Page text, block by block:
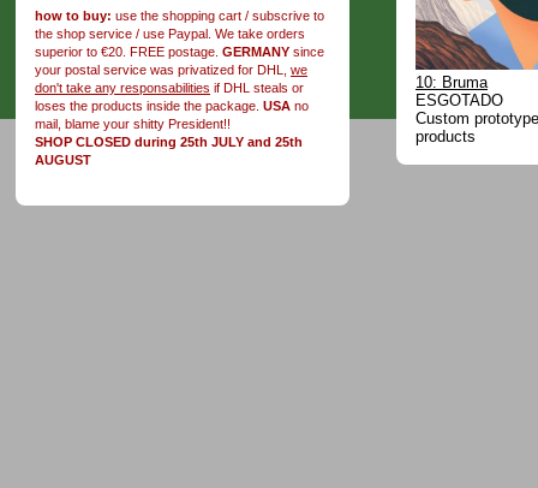
how to buy: use the shopping cart / subscrive to
the shop service / use Paypal. We take orders
superior to €20. FREE postage. GERMANY since
your postal service was privatized for DHL, we
don't take any responsabilities if DHL steals or
loses the products inside the package. USA no
mail, blame your shitty President!!
SHOP CLOSED during 25th JULY and 25th
AUGUST
10: Bruma
ESGOTADO
Custom
products